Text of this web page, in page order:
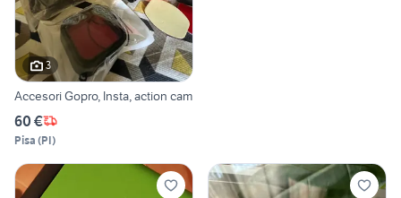
3
Accesori Gopro, Insta, action cam
60 €
Pisa (PI)